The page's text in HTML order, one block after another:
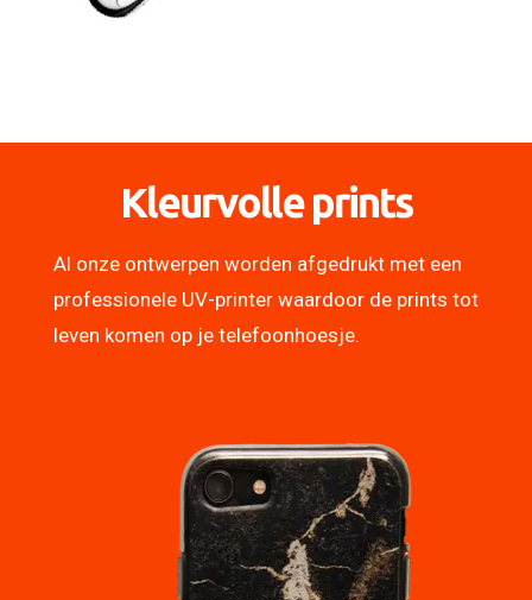
Kleurvolle prints
Al onze ontwerpen worden afgedrukt met een
professionele UV-printer waardoor de prints tot
leven komen op je telefoonhoesje.